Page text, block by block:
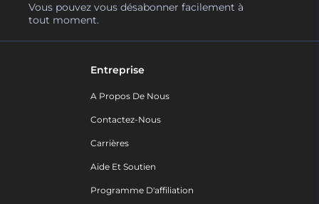
Vous pouvez vous désabonner facilement à
tout moment.
Entreprise
A Propos De Nous
Contactez-Nous
Carrières
Aide Et Soutien
Programme D'affiliation